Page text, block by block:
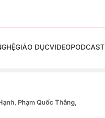
GIÁO DỤCVIDEOPODCAST
Phạm Quốc Thắng,